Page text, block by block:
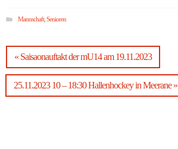
Mannschaft, Senioren
« Saisaonauftakt der mU14 am 19.11.2023
25.11.2023 10 – 18:30 Hallenhockey in Meerane »